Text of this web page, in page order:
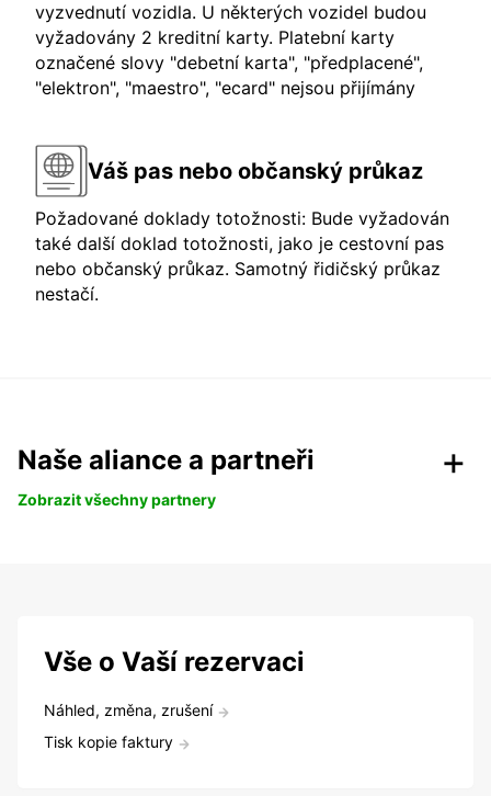
vyzvednutí vozidla. U některých vozidel budou
vyžadovány 2 kreditní karty. Platební karty
označené slovy "debetní karta", "předplacené",
"elektron", "maestro", "ecard" nejsou přijímány
Váš pas nebo občanský průkaz
Požadované doklady totožnosti: Bude vyžadován
také další doklad totožnosti, jako je cestovní pas
nebo občanský průkaz. Samotný řidičský průkaz
nestačí.
Naše aliance a partneři
Zobrazit všechny partnery
Vše o Vaší rezervaci
Náhled, změna, zrušení
Tisk kopie faktury